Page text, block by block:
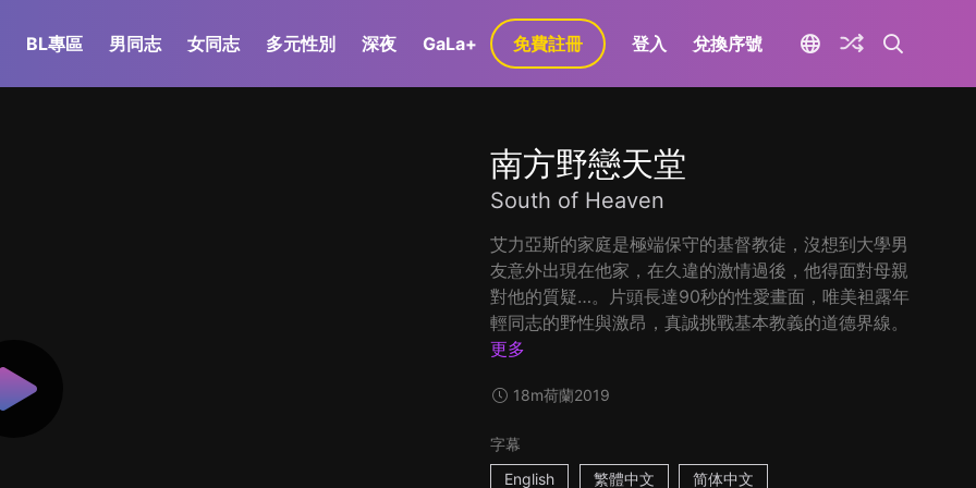
BL專區 男同志 女同志 多元性別 深夜 GaLa+ 免費註冊 登入 兌換序號
南方野戀天堂
South of Heaven
艾力亞斯的家庭是極端保守的基督教徒，沒想到大學男
友意外出現在他家，在久違的激情過後，他得面對母親
對他的質疑…。片頭長達90秒的性愛畫面，唯美袒露年
輕同志的野性與激昂，真誠挑戰基本教義的道德界線。
更多
18m荷蘭2019
字幕
English
繁體中文 简体中文